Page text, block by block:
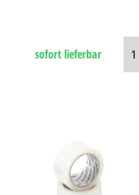
sofort lieferbar